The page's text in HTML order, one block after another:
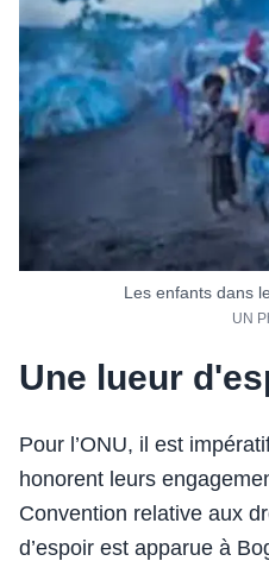
Les enfants dans
UN
Une lueur
Pour l’ONU, il est
honorent leurs
Convention relative aux
d’espoir est apparue à